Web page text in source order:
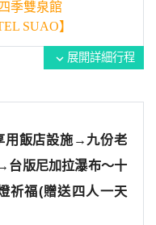
季雙泉館
SUAO】
expand_more 展開詳細行程
用飯店設施→九份老
台版尼加拉瀑布～十
祈福(贈送四人一天